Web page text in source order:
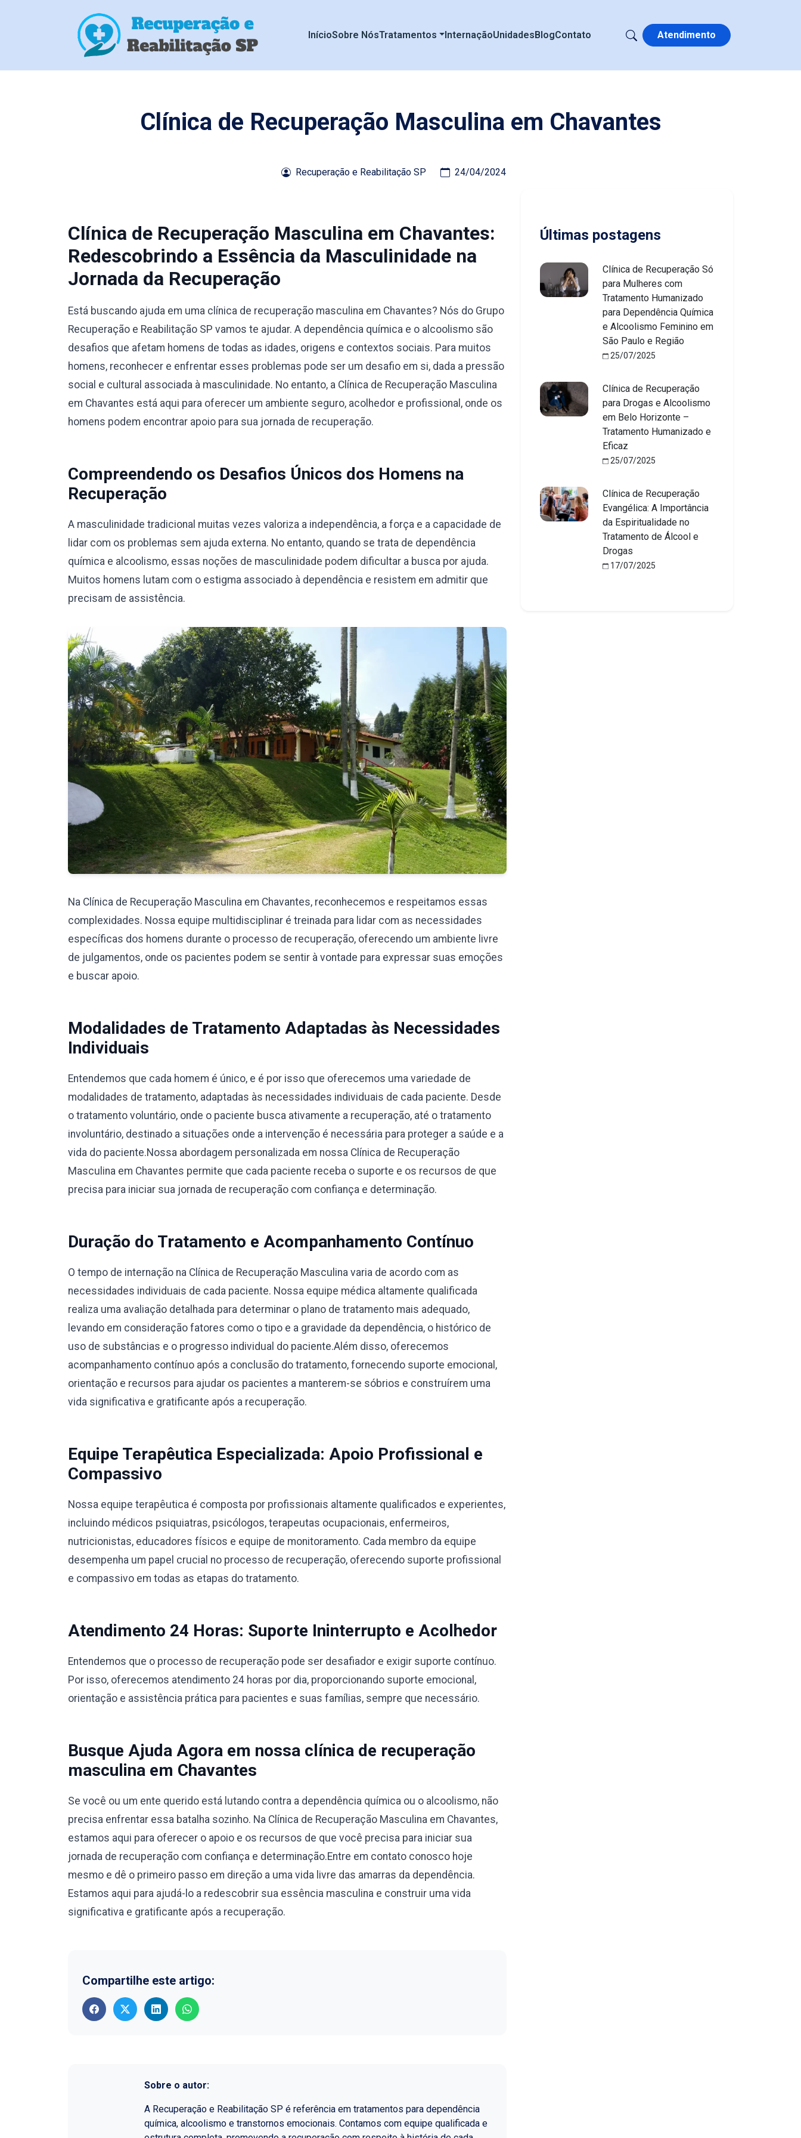
InícioSobre NósTratamentos InternaçãoUnidadesBlogContato Atendimento
Clínica de Recuperação Masculina em Chavantes
Recuperação e Reabilitação SP 24/04/2024
Clínica de Recuperação Masculina em Chavantes:
Redescobrindo a Essência da Masculinidade na
Jornada da Recuperação
Está buscando ajuda em uma clínica de recuperação masculina em Chavantes? Nós do Grupo
Recuperação e Reabilitação SP vamos te ajudar. A dependência química e o alcoolismo são
desafios que afetam homens de todas as idades, origens e contextos sociais. Para muitos
homens, reconhecer e enfrentar esses problemas pode ser um desafio em si, dada a pressão
social e cultural associada à masculinidade. No entanto, a Clínica de Recuperação Masculina
em Chavantes está aqui para oferecer um ambiente seguro, acolhedor e profissional, onde os
homens podem encontrar apoio para sua jornada de recuperação.
Compreendendo os Desafios Únicos dos Homens na
Recuperação
A masculinidade tradicional muitas vezes valoriza a independência, a força e a capacidade de
lidar com os problemas sem ajuda externa. No entanto, quando se trata de dependência
química e alcoolismo, essas noções de masculinidade podem dificultar a busca por ajuda.
Muitos homens lutam com o estigma associado à dependência e resistem em admitir que
precisam de assistência.
Na Clínica de Recuperação Masculina em Chavantes, reconhecemos e respeitamos essas
complexidades. Nossa equipe multidisciplinar é treinada para lidar com as necessidades
específicas dos homens durante o processo de recuperação, oferecendo um ambiente livre
de julgamentos, onde os pacientes podem se sentir à vontade para expressar suas emoções
e buscar apoio.
Modalidades de Tratamento Adaptadas às Necessidades
Individuais
Entendemos que cada homem é único, e é por isso que oferecemos uma variedade de
modalidades de tratamento, adaptadas às necessidades individuais de cada paciente. Desde
o tratamento voluntário, onde o paciente busca ativamente a recuperação, até o tratamento
involuntário, destinado a situações onde a intervenção é necessária para proteger a saúde e a
vida do paciente.Nossa abordagem personalizada em nossa Clínica de Recuperação
Masculina em Chavantes permite que cada paciente receba o suporte e os recursos de que
precisa para iniciar sua jornada de recuperação com confiança e determinação.
Duração do Tratamento e Acompanhamento Contínuo
O tempo de internação na Clínica de Recuperação Masculina varia de acordo com as
necessidades individuais de cada paciente. Nossa equipe médica altamente qualificada
realiza uma avaliação detalhada para determinar o plano de tratamento mais adequado,
levando em consideração fatores como o tipo e a gravidade da dependência, o histórico de
uso de substâncias e o progresso individual do paciente.Além disso, oferecemos
acompanhamento contínuo após a conclusão do tratamento, fornecendo suporte emocional,
orientação e recursos para ajudar os pacientes a manterem-se sóbrios e construírem uma
vida significativa e gratificante após a recuperação.
Equipe Terapêutica Especializada: Apoio Profissional e
Compassivo
Nossa equipe terapêutica é composta por profissionais altamente qualificados e experientes,
incluindo médicos psiquiatras, psicólogos, terapeutas ocupacionais, enfermeiros,
nutricionistas, educadores físicos e equipe de monitoramento. Cada membro da equipe
desempenha um papel crucial no processo de recuperação, oferecendo suporte profissional
e compassivo em todas as etapas do tratamento.
Atendimento 24 Horas: Suporte Ininterrupto e Acolhedor
Entendemos que o processo de recuperação pode ser desafiador e exigir suporte contínuo.
Por isso, oferecemos atendimento 24 horas por dia, proporcionando suporte emocional,
orientação e assistência prática para pacientes e suas famílias, sempre que necessário.
Busque Ajuda Agora em nossa clínica de recuperação
masculina em Chavantes
Se você ou um ente querido está lutando contra a dependência química ou o alcoolismo, não
precisa enfrentar essa batalha sozinho. Na Clínica de Recuperação Masculina em Chavantes,
estamos aqui para oferecer o apoio e os recursos de que você precisa para iniciar sua
jornada de recuperação com confiança e determinação.Entre em contato conosco hoje
mesmo e dê o primeiro passo em direção a uma vida livre das amarras da dependência.
Estamos aqui para ajudá-lo a redescobrir sua essência masculina e construir uma vida
significativa e gratificante após a recuperação.
Compartilhe este artigo:
Sobre o autor:
A Recuperação e Reabilitação SP é referência em tratamentos para dependência
química, alcoolismo e transtornos emocionais. Contamos com equipe qualificada e
Últimas postagens
Clínica de Recuperação Só
para Mulheres com
Tratamento Humanizado
para Dependência Química
e Alcoolismo Feminino em
São Paulo e Região
25/07/2025
Clínica de Recuperação
para Drogas e Alcoolismo
em Belo Horizonte –
Tratamento Humanizado e
Eficaz
25/07/2025
Clínica de Recuperação
Evangélica: A Importância
da Espiritualidade no
Tratamento de Álcool e
Drogas
17/07/2025